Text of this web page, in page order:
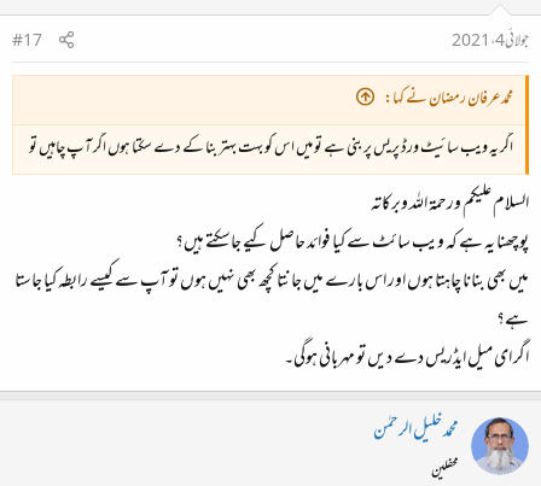
جولائی 4، 2021
#17
محمدعرفان رمضان نے کہا:
اگر یہ ویب سائیٹ ورڈ پریس پر بنی ہے تو میں اس کو بہت بہتر بنا کے دے سکتا ہوں اگر آپ چاہیں تو
السلام علیکم ورحمۃ اللہ وبرکاتہ
پوچھنا یہ ہے کہ ویب سائٹ سے کیا فوائد حاصل کیے جاسکتے ہیں؟
میں بھی بنانا چاہتا ہوں اور اس بارے میں جانتا کچھ بھی نہیں ہوں تو آپ سے کیسے رابطہ کیا جاستا
ہے؟
اگر ای میل ایڈریس دے دیں تو مہربانی ہوگی۔
محمد خلیل الرحمٰن
محفلین